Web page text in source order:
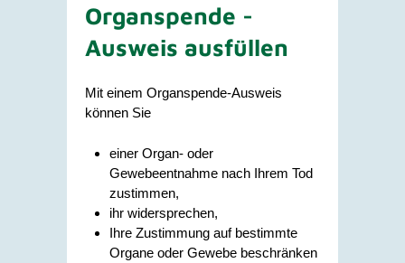
Organspende -
Ausweis ausfüllen
Mit einem Organspende-Ausweis
können Sie
einer Organ- oder
Gewebeentnahme nach Ihrem Tod
zustimmen,
ihr widersprechen,
Ihre Zustimmung auf bestimmte
Organe oder Gewebe beschränken